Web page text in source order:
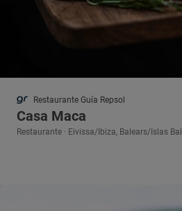
Restaurante Guía Repsol
Casa Maca
Restaurante · Eivissa/Ibiza, Balears/Islas